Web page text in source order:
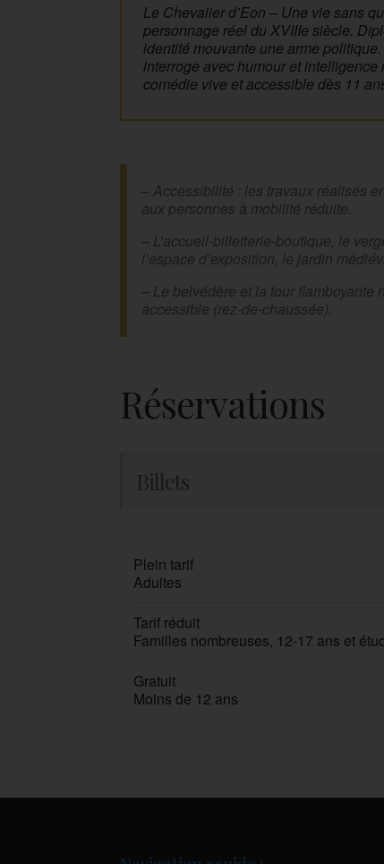
Le Chevalier d’Eon – Une vie sans
personnage réel du XVIIIe siècle.
identité mouvante une arme
interroge avec humour et
comédie vive et accessible dès 11
– Accessibilité : les travaux réalisés
aux personnes à mobilité réduite.
– L’accueil-billetterie-boutique, le
l’espace d’exposition, le jardin
– Le belvédère et la tour
accessible (rez-de-chaussée).
Réservations
Billets
Plein tarif
Adultes
Tarif réduit
Familles nombreuses, 12-17 ans et
Gratuit
Moins de 12 ans